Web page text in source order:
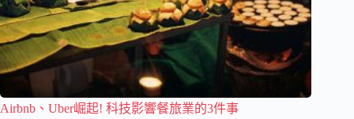
Airbnb、Uber崛起! 科技影響餐旅業的3件事